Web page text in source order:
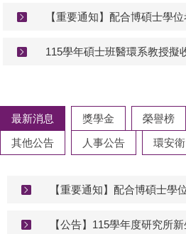
最新消息 獎學金 榮譽榜
其他公告
人事公告 環安衛